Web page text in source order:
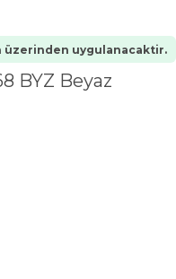
üzerinden uygulanacaktir.
BYZ Beyaz